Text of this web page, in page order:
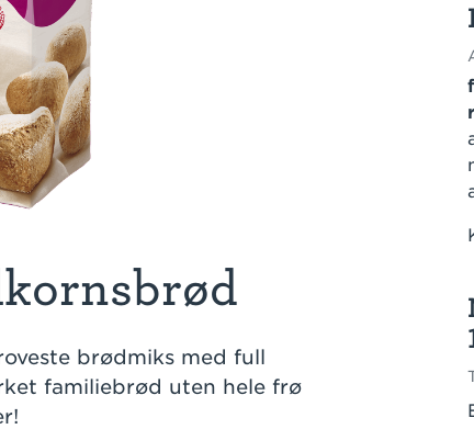
brødmiks med full
familiebrød uten hele frø